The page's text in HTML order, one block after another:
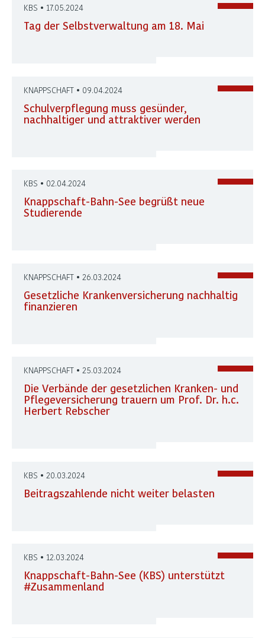
KBS • 17.05.2024
Tag der Selbstverwaltung am 18. Mai
KNAPPSCHAFT • 09.04.2024
Schulverpflegung muss gesünder,
nachhaltiger und attraktiver werden
KBS • 02.04.2024
Knappschaft-Bahn-See begrüßt neue
Studierende
KNAPPSCHAFT • 26.03.2024
Gesetzliche Krankenversicherung nachhaltig
finanzieren
KNAPPSCHAFT • 25.03.2024
Die Verbände der gesetzlichen Kranken- und
Pflegeversicherung trauern um Prof. Dr. h.c.
Herbert Rebscher
KBS • 20.03.2024
Beitragszahlende nicht weiter belasten
KBS • 12.03.2024
Knappschaft-Bahn-See (KBS) unterstützt
#Zusammenland